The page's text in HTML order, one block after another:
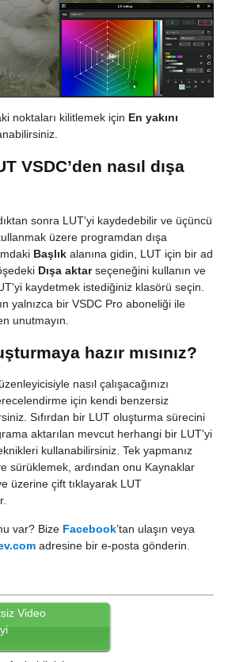
noktaları kilitlemek için En yakını
VSDC’den nasıl dışa
sonra LUT'yi kaydedebilir ve üçüncü
üzere programdan dışa
Başlık alanına gidin, LUT için bir ad
Dışa aktarseçeneğini kullanın ve
kaydetmek istediğiniz klasörü seçin.
yalnızca bir VSDC Pro aboneliği ile
unutmayın.
hazır mısınız?
nasıl çalışacağınızı
için kendi benzersiz
Sıfırdan bir LUT oluşturma sürecini
aktarılan mevcut herhangi bir LUT'yi
kullanabilirsiniz. Tek yapmanız
sürüklemek, ardından onu Kaynaklar
üzerine çift tıklayarak LUT
var? Bize Facebook’tan ulaşın veya
adresine bir e-posta gönderin.
Video